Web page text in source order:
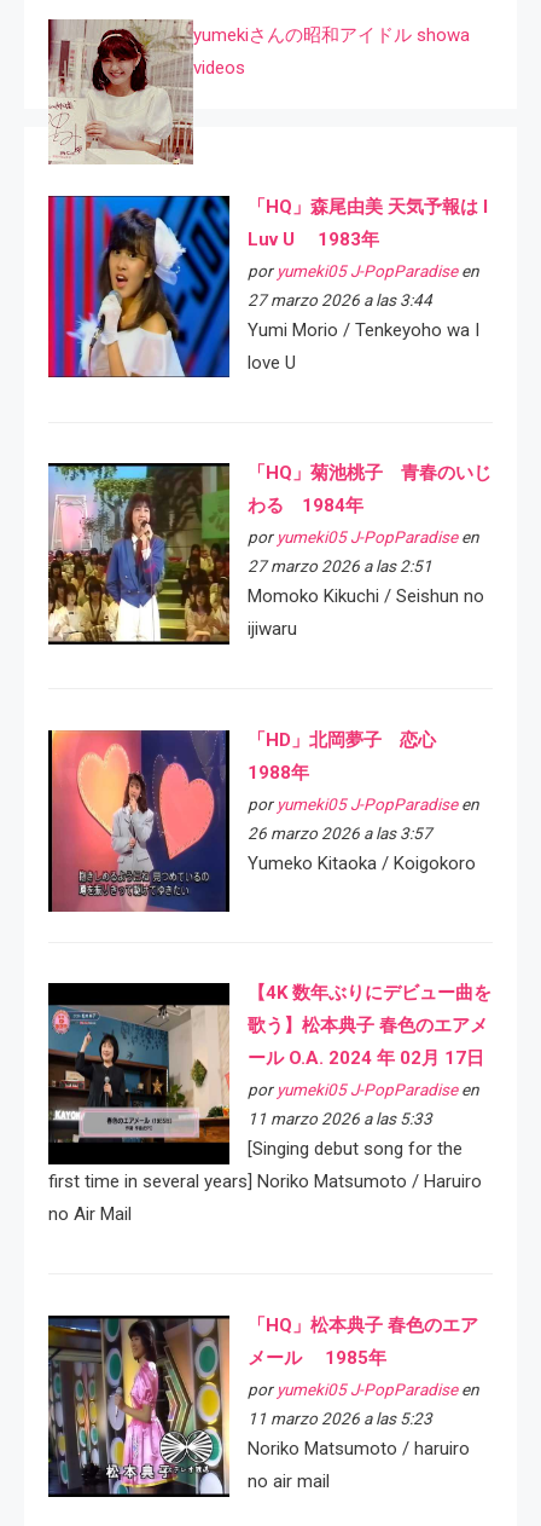
yumekiさんの昭和アイドル showa
videos
「HQ」森尾由美 天気予報は I
Luv U 1983年
por yumeki05 J-PopParadiseen
27 marzo 2026 a las 3:44
Yumi Morio / Tenkeyoho wa I
love U
「HQ」菊池桃子 青春のいじ
わる 1984年
por yumeki05 J-PopParadiseen
27 marzo 2026 a las 2:51
Momoko Kikuchi / Seishun no
ijiwaru
「HD」北岡夢子 恋心
1988年
por yumeki05 J-PopParadiseen
26 marzo 2026 a las 3:57
Yumeko Kitaoka / Koigokoro
【4K 数年ぶりにデビュー曲を
歌う】松本典子 春色のエアメ
ール O.A. 2024 年 02月 17日
por yumeki05 J-PopParadiseen
11 marzo 2026 a las 5:33
[Singing debut song for the
first time in several years] Noriko Matsumoto / Haruiro
no Air Mail
「HQ」松本典子 春色のエア
メール 1985年
por yumeki05 J-PopParadiseen
11 marzo 2026 a las 5:23
Noriko Matsumoto / haruiro
no air mail